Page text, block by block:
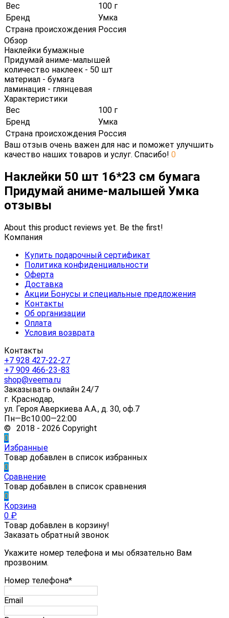
Вес
100 г
Бренд
Умка
Страна происхождения Россия
Обзор
Наклейки бумажные
Придумай аниме-малышей
количество наклеек - 50 шт
материал - бумага
ламинация - глянцевая
Характеристики
Вес
100 г
Бренд
Умка
Страна происхождения Россия
Ваш отзыв очень важен для нас и поможет улучшить
качество наших товаров и услуг. Спасибо! 0
Наклейки 50 шт 16*23 см бумага
Придумай аниме-малышей Умка
отзывы
About this product reviews yet. Be the first!
Компания
Купить подарочный сертификат
Политика конфиденциальности
Оферта
Доставка
Акции Бонусы и специальные предложения
Контакты
Об организации
Оплата
Условия возврата
Контакты
+7 928 427-22-27
+7 909 466-23-83
shop@veema.ru
Заказывать онлайн 24/7
г. Краснодар,
ул. Героя Аверкиева А.А., д. 30, оф.7
Пн—Вс10:00—22:00
© 2018 - 2026 Copyright
0
Избранные
Товар добавлен в список избранных
0
Сравнение
Товар добавлен в список сравнения
0
Корзина
0 ₽
Товар добавлен в корзину!
Заказать обратный звонок
Укажите номер телефона и мы обязательно Вам
прозвоним.
Номер телефона*
Email